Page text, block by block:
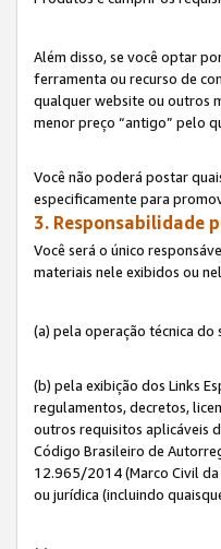
Além disso, se você optar
ferramenta ou recurso de
qualquer website ou outros
menor preço “antigo” pelo
Você não poderá postar
especificamente para
3. Responsabilidade
Você será o único
materiais nele exibidos ou
(a) pela operação técnica
(b) pela exibição dos Links
regulamentos, decretos,
outros requisitos aplicáveis
Código Brasileiro de
12.965/2014 (Marco Civil
ou jurídica (incluindo